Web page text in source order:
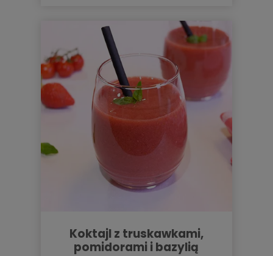
koktajl z truskawkami,
pomidorami i bazylią